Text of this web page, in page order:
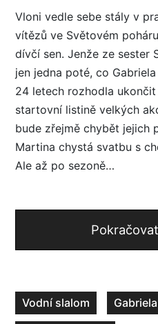
Vloni vedle sebe stály v
vítězů ve Světovém
dívčí sen. Jenže ze sester
jen jedna poté, co
24 letech rozhodla
startovní listině velkých
bude zřejmě chybět jejich
Martina chystá svatbu s
Ale až po sezoně…
Vodní slalom